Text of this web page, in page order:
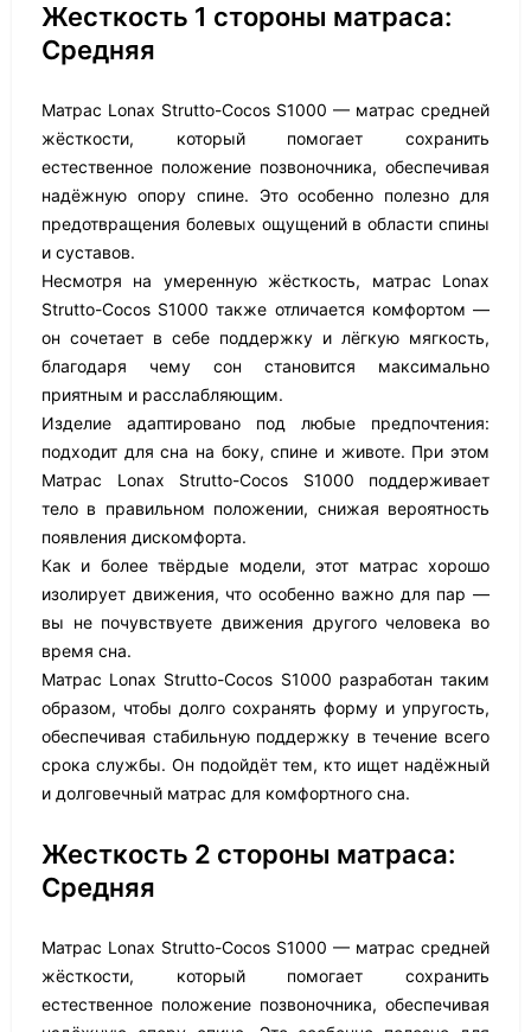
Жесткость 1 стороны матраса:
Средняя
Матрас Lonax Strutto-Cocos S1000 — матрас средней
жёсткости, который помогает сохранить
естественное положение позвоночника, обеспечивая
надёжную опору спине. Это особенно полезно для
предотвращения болевых ощущений в области спины
и суставов.
Несмотря на умеренную жёсткость, матрас Lonax
Strutto-Cocos S1000 также отличается комфортом —
он сочетает в себе поддержку и лёгкую мягкость,
благодаря чему сон становится максимально
приятным и расслабляющим.
Изделие адаптировано под любые предпочтения:
подходит для сна на боку, спине и животе. При этом
Матрас Lonax Strutto-Cocos S1000 поддерживает
тело в правильном положении, снижая вероятность
появления дискомфорта.
Как и более твёрдые модели, этот матрас хорошо
изолирует движения, что особенно важно для пар —
вы не почувствуете движения другого человека во
время сна.
Матрас Lonax Strutto-Cocos S1000 разработан таким
образом, чтобы долго сохранять форму и упругость,
обеспечивая стабильную поддержку в течение всего
срока службы. Он подойдёт тем, кто ищет надёжный
и долговечный матрас для комфортного сна.
Жесткость 2 стороны матраса:
Средняя
Матрас Lonax Strutto-Cocos S1000 — матрас средней
жёсткости, который помогает сохранить
естественное положение позвоночника, обеспечивая